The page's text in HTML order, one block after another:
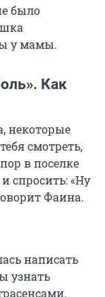
было
у мамы.
Как
некоторые
смотреть,
в поселке
спросить: «Ну
Фаина.
написать
узнать